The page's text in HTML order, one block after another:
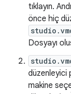
tıklayın.
önce hiç
Dosyayı
düzenleyici
makine